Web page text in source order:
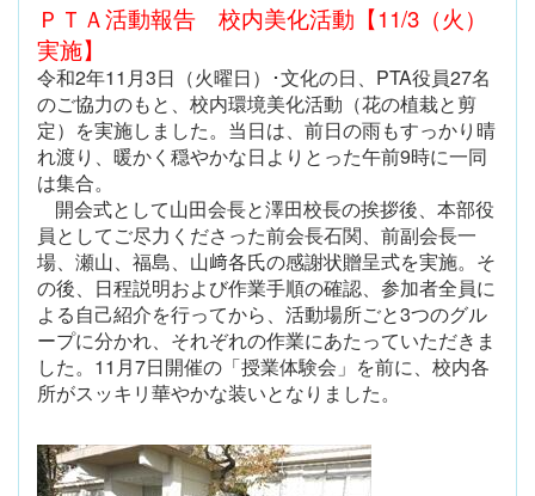
ＰＴＡ活動報告 校内美化活動【11/3（火）
実施】
令和2年11 月3日（火曜日）･文化の日、 PTA役員27名
のご協力のもと、校内環境美化活動（花の植栽と剪
定）を実施しました。 当日は、前日の雨もすっかり晴
れ渡り、暖かく穏やかな日よりとった午前9時に一同
は集合。
開会式として山田会長と澤田校長の挨拶後、本部役
員としてご尽力くださった前会長石関、前副会長一
場、瀬山、福島、山﨑各氏の感謝状贈呈式を実施。 そ
の後、日程説明および作業手順の確認、参加者全員に
よる自己紹介を行ってから、活動場所ごと3つのグル
ープに分かれ、それぞれの作業にあたっていただきま
した。 11 月7日開催の「授業体験会」を前に、校内各
所がスッキリ華やかな装いとなりました。